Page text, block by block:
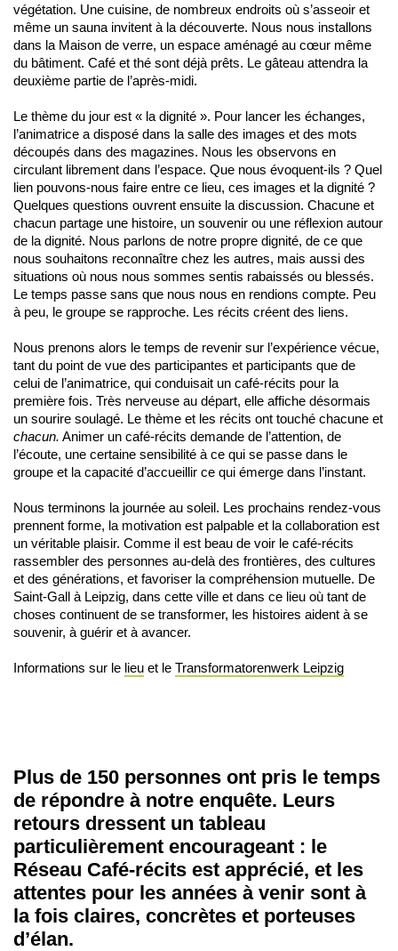
végétation. Une cuisine, de nombreux endroits où s’asseoir et
même un sauna invitent à la découverte. Nous nous installons
dans la Maison de verre, un espace aménagé au cœur même
du bâtiment. Café et thé sont déjà prêts. Le gâteau attendra la
deuxième partie de l’après-midi.
Le thème du jour est « la dignité ». Pour lancer les échanges,
l’animatrice a disposé dans la salle des images et des mots
découpés dans des magazines. Nous les observons en
circulant librement dans l’espace. Que nous évoquent-ils ? Quel
lien pouvons-nous faire entre ce lieu, ces images et la dignité ?
Quelques questions ouvrent ensuite la discussion. Chacune et
chacun partage une histoire, un souvenir ou une réflexion autour
de la dignité. Nous parlons de notre propre dignité, de ce que
nous souhaitons reconnaître chez les autres, mais aussi des
situations où nous nous sommes sentis rabaissés ou blessés.
Le temps passe sans que nous nous en rendions compte. Peu
à peu, le groupe se rapproche. Les récits créent des liens.
Nous prenons alors le temps de revenir sur l’expérience vécue,
tant du point de vue des participantes et participants que de
celui de l’animatrice, qui conduisait un café-récits pour la
première fois. Très nerveuse au départ, elle affiche désormais
un sourire soulagé. Le thème et les récits ont touché chacune et
chacun. Animer un café-récits demande de l’attention, de
l’écoute, une certaine sensibilité à ce qui se passe dans le
groupe et la capacité d’accueillir ce qui émerge dans l’instant.
Nous terminons la journée au soleil. Les prochains rendez-vous
prennent forme, la motivation est palpable et la collaboration est
un véritable plaisir. Comme il est beau de voir le café-récits
rassembler des personnes au-delà des frontières, des cultures
et des générations, et favoriser la compréhension mutuelle. De
Saint-Gall à Leipzig, dans cette ville et dans ce lieu où tant de
choses continuent de se transformer, les histoires aident à se
souvenir, à guérir et à avancer.
Informations sur le lieu et le Transformatorenwerk Leipzig
Plus de 150 personnes ont pris le temps
de répondre à notre enquête. Leurs
retours dressent un tableau
particulièrement encourageant : le
Réseau Café-récits est apprécié, et les
attentes pour les années à venir sont à
la fois claires, concrètes et porteuses
d’élan.